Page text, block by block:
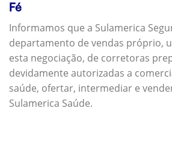
Fé
Informamos que a Sulamerica
departamento de vendas próprio,
esta negociação, de corretoras
devidamente autorizadas a
saúde, ofertar, intermediar e
Sulamerica Saúde.